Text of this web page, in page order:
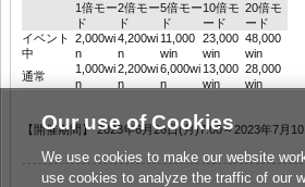
1倍モー
ド
2倍モー
ド
5倍モー
ド
10倍モ
ード
20倍モ
ード
イベント
中
2,000wi
n
4,200wi
n
11,000
win
23,000
win
48,000
win
通常
1,000wi
n
2,200wi
n
6,000wi
n
13,000
win
28,000
win
【開催期間】 2023年6月26日(月)7:00～2023年7月
Our use of Cookies
We use cookies to make our website
use cookies to analyze the traffic of our